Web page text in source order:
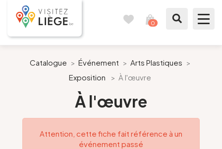
0
Comme un Liégeois
Préparer mon séjour
Nos suggestions
Catalogue > Événement > Arts Plastiques >
Exposition
> À l'œuvre
À l'œuvre
Attention, cette fiche fait référence à un
événement passé